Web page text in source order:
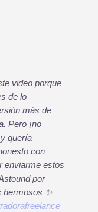
video porque
de lo
más de
Pero ¡no
quería
con
enviarme estos
por
hermosos ✨